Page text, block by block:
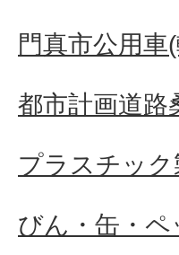
門真市公用
都市計画道路
プラスチッ
びん・缶・